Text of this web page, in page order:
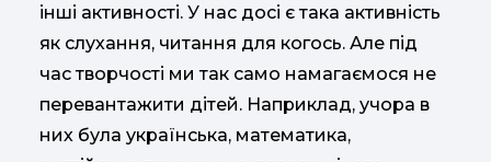
інші активності. У нас досі є така активність
як слухання, читання для когось. Але під
час творчості ми так само намагаємося не
перевантажити дітей. Наприклад, учора в
них була українська, математика,